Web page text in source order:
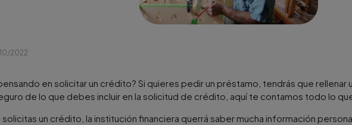
2022
en solicitar un crédito? Si quieres pedir un préstamo, tendrás que rellenar
de lo que debes incluir en la solicitud de crédito, aquí te contamos todo lo
solicitas un crédito, la institución financiera querrá saber mucha información